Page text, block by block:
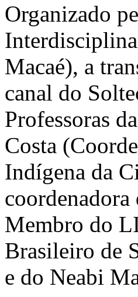
Organizado
Macaé), a
canal do
Professoras
Costa
Indígena da
coordenadora
Membro do
Brasileiro de
e do Neabi